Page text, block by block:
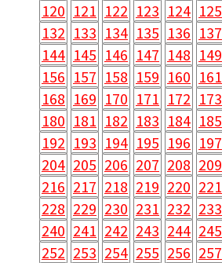
120 121 122 123 124 125
132 133 134 135 136 137
144 145 146 147 148 149
156 157 158 159 160 161
168 169 170 171 172 173
180 181 182 183 184 185
192 193 194 195 196 197
204 205 206 207 208 209
216 217 218 219 220 221
228 229 230 231 232 233
240 241 242 243 244 245
252 253 254 255 256 257